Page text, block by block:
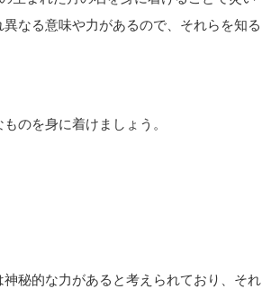
なる意味や力があるので、それらを知る
のを身に着けましょう。
秘的な力があると考えられており、それ